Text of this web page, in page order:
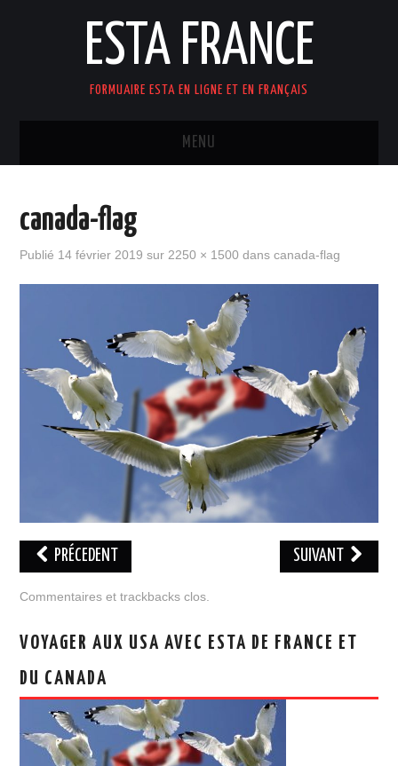
ESTA FRANCE
FORMUAIRE ESTA EN LIGNE ET EN FRANÇAIS
MENU
canada-flag
Publié 14 février 2019 sur 2250 × 1500 danscanada-flag
PRÉCEDENT SUIVANT
Commentaires et trackbacks clos.
VOYAGER AUX USA AVEC ESTA DE FRANCE ET
DU CANADA